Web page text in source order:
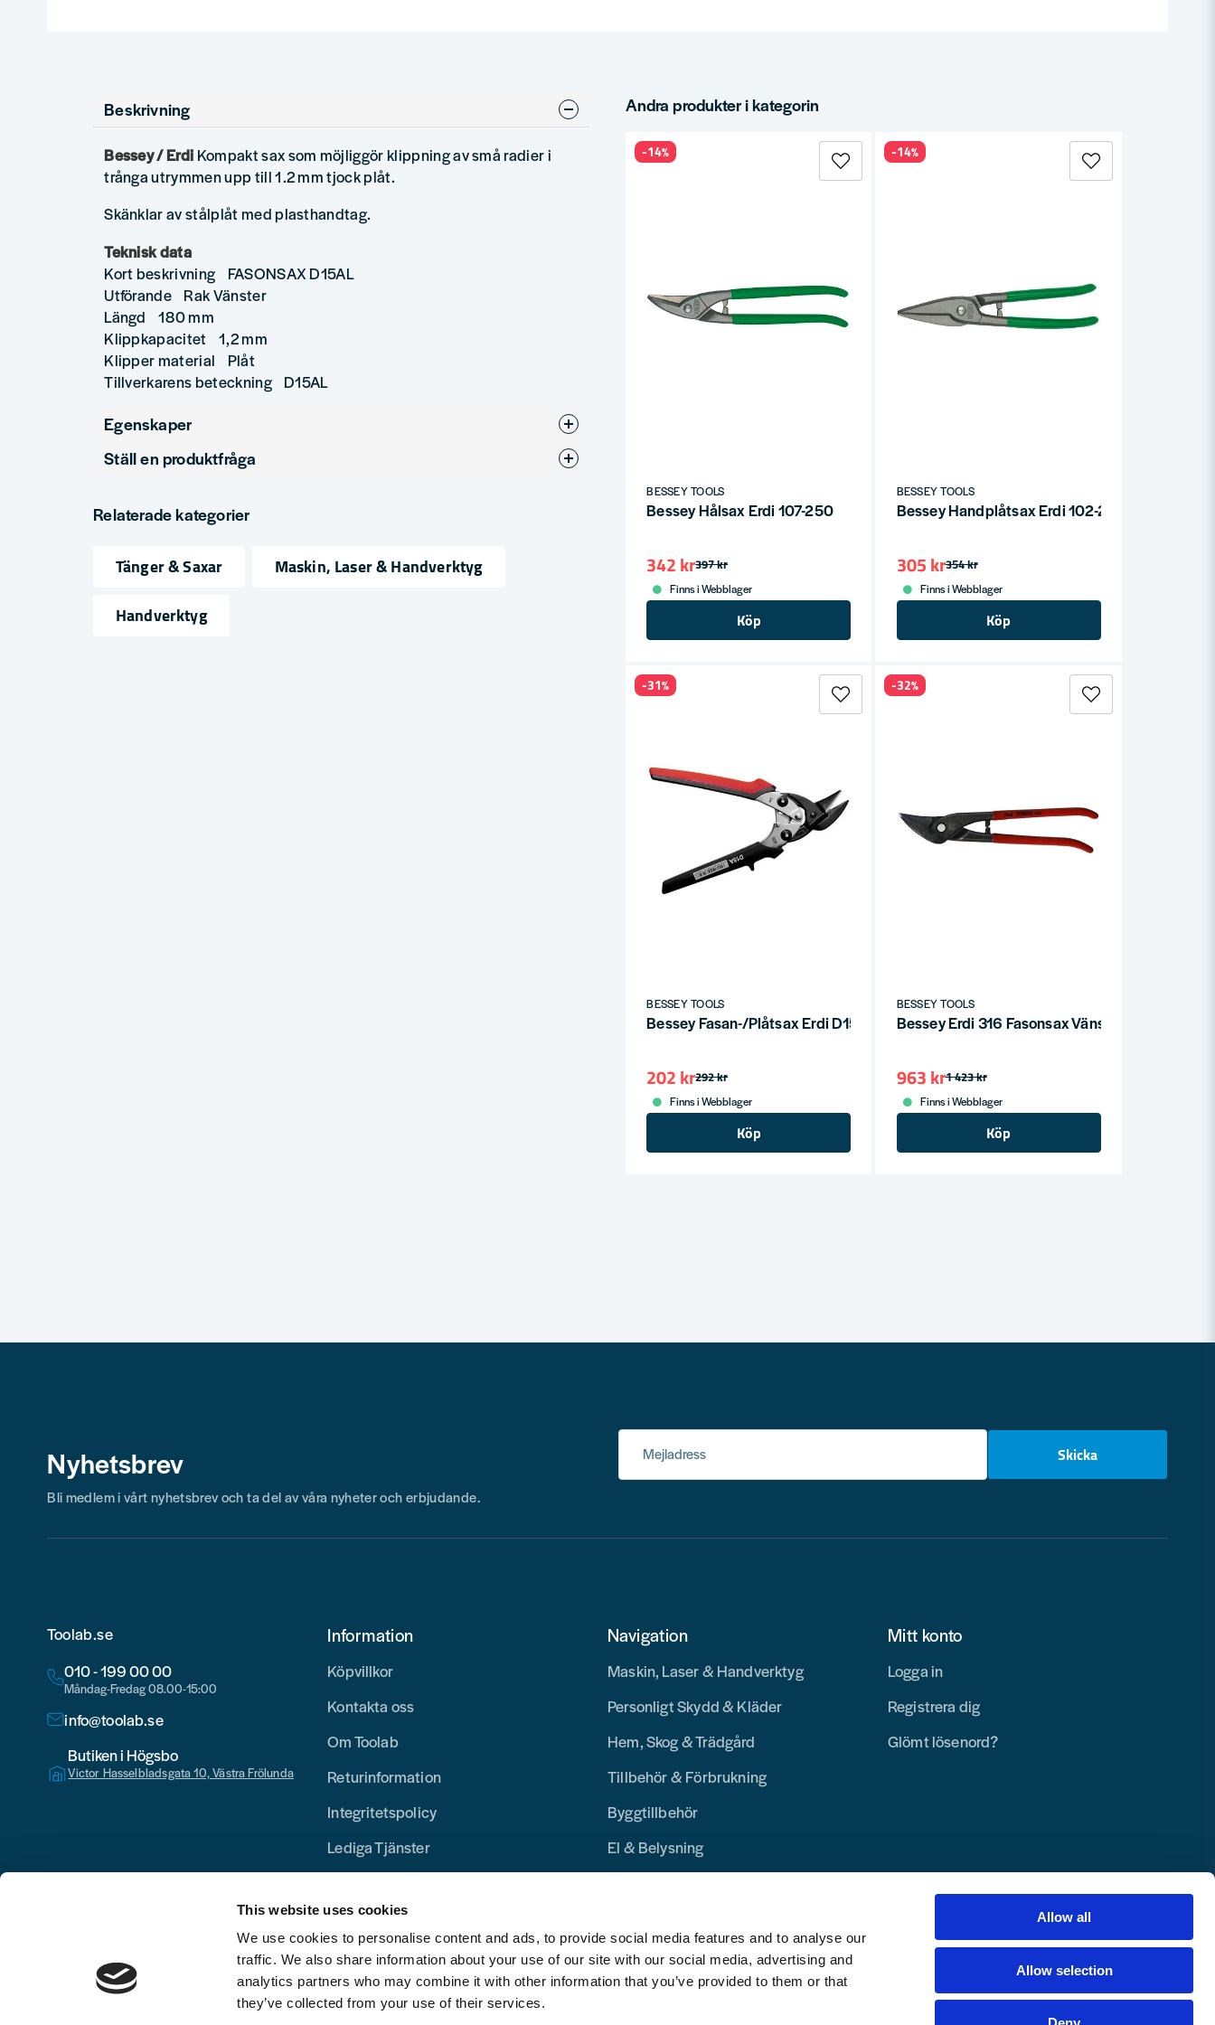
This website uses cookies
We use cookies to personalise content and ads, to provide social media features and to analyse our
traffic. We also share information about your use of our site with our social media, advertising and
analytics partners who may combine it with other information that you’ve provided to them or that
they’ve collected from your use of their services.
Allow all
Allow selection
Beskrivning
Bessey / Erdi Kompakt sax som möjliggör klippning av små radier i
trånga utrymmen upp till 1.2 mm tjock plåt.
Skänklar av stålplåt med plasthandtag.
Teknisk data
Kort beskrivning FASONSAX D15AL
Utförande Rak Vänster
Längd 180 mm
Klippkapacitet 1,2 mm
Klipper material Plåt
Tillverkarens beteckning D15AL
Egenskaper
Produkttyp
Ställ en produktfråga
Fråga oss något om denna produkten...
Relaterade kategorier
Tänger & Saxar
Maskin, Laser & Handverktyg
Handverktyg
Andra produkter i kategorin
BESSEY TOOLS
Bessey Hålsax Erdi 107-250
397 kr
342 kr
Finns i Webblager
Köp
-14%
BESSEY TOOLS
Bessey Handplåtsax Erdi 102-250
354 kr
305 kr
Finns i Webblager
Köp
-14%
BESSEY TOOLS
Bessey Fasan-/Plåtsax Erdi D15A Rak högerklippande
292 kr
202 kr
Finns i Webblager
Köp
-31%
BESSEY TOOLS
Bessey Erdi 316 Fasonsax Vänster för rostfritt
1 423 kr
963 kr
Finns i Webblager
Köp
-32%
Nyhetsbrev Mejladress Skicka
Bli medlem i vårt nyhetsbrev och ta del av våra nyheter och erbjudande.
Toolab.se
010 - 199 00 00
Måndag-Fredag 08.00-15:00
info@toolab.se
Butiken i Högsbo
Victor Hasselbladsgata 10, Västra Frölunda
Information
Köpvillkor
Kontakta oss
Om Toolab
Returinformation
Integritetspolicy
Lediga Tjänster
Navigation
Maskin, Laser & Handverktyg
Personligt Skydd & Kläder
Hem, Skog & Trädgård
Tillbehör & Förbrukning
Byggtillbehör
El & Belysning
Mitt konto
Logga in
Registrera dig
Glömt lösenord?